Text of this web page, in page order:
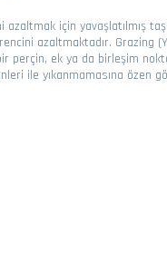
için yavaşlatılmış
azaltmaktadır. Grazing
perçin, ek ya da birleşim
ile yıkanmamasına özen